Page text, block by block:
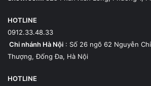
HOTLINE
0912.33.48.33
Chi nhánh Hà Nội : Số 26 ngõ 62 Nguyễn
Thượng, Đống Đa, Hà Nội
HOTLINE